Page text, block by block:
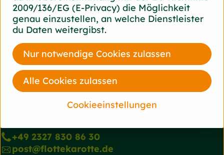
, Preis:
3,39 €/ 100g
sonnengetrockne
te Tomaten von
Rapunzel
, Herkunft:
Italien, Referenzpreis:
33,90 €/ kg
Du hast eine Frage? Wir helfen gerne!
Josef-Haumann-Str. 7
+49 2327 830 86 30
post@flottekarotte.de
2009/136/EG (E-Privacy) die Möglichkeit
genau einzustellen, an welche Dienstleister
du Daten weitergibst.
Cookieeinstellungen
Nur notwendige Cookies zulassen
Alle Cookies zulassen